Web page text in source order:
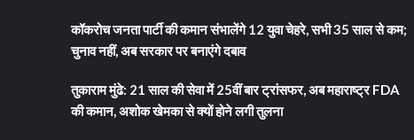
कॉकरोच जनता पार्टी की कमान संभालेंगे 12 युवा चेहरे, सभी 35 साल से कम;
चुनाव नहीं, अब सरकार पर बनाएंगे दबाव
तुकाराम मुंढे: 21 साल की सेवा में 25वीं बार ट्रांसफर, अब महाराष्ट्र FDA
की कमान, अशोक खेमका से क्यों होने लगी तुलना